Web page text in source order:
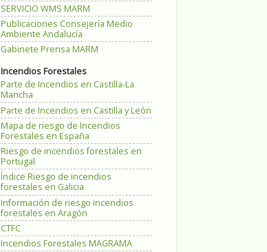
SERVICIO WMS MARM
Publicaciones Consejería Medio
Ambiente Andalucía
Gabinete Prensa MARM
Incendios Forestales
Parte de Incendios en Castilla-La
Mancha
Parte de Incendios en Castilla y León
Mapa de riesgo de Incendios
Forestales en España
Riesgo de incendios forestales en
Portugal
Índice Riesgo de incendios
forestales en Galicia
Información de riesgo incendios
forestales en Aragón
CTFC
Incendios Forestales MAGRAMA